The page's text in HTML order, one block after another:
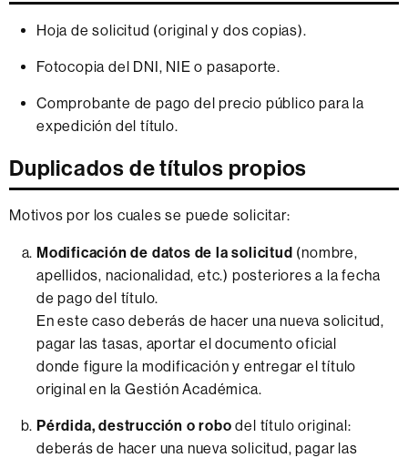
Hoja de solicitud (original y dos copias).
Fotocopia del DNI, NIE o pasaporte.
Comprobante de pago del precio público para la
expedición del título.
Duplicados de títulos propios
Motivos por los cuales se puede solicitar:
Modificación de datos de la solicitud (nombre,
apellidos, nacionalidad, etc.) posteriores a la fecha
de pago del título.
En este caso deberás de hacer una nueva solicitud,
pagar las tasas, aportar el documento oficial
donde figure la modificación y entregar el título
original en la Gestión Académica.
Pérdida, destrucción o robo del título original:
deberás de hacer una nueva solicitud, pagar las